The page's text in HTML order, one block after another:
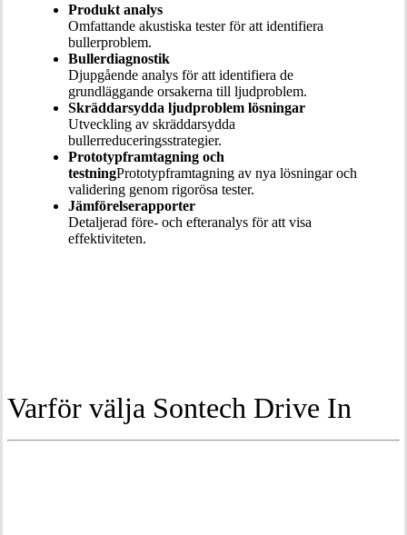
Produkt analys
Omfattande akustiska tester för att identifiera
bullerproblem.
Bullerdiagnostik
Djupgående analys för att identifiera de
grundläggande orsakerna till ljudproblem.
Skräddarsydda ljudproblem lösningar
Utveckling av skräddarsydda
bullerreduceringsstrategier.
Prototypframtagning och
testningPrototypframtagning av nya lösningar och
validering genom rigorösa tester.
Jämförelserapporter
Detaljerad före- och efteranalys för att visa
effektiviteten.
Varför välja Sontech Drive In